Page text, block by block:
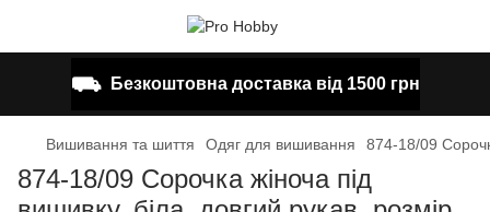
⛟ Безкоштовна доставка від 1500 грн
Вишивання та шиття Одяг для вишивання 874-18/09
874-18/09 Сорочка жіноча під